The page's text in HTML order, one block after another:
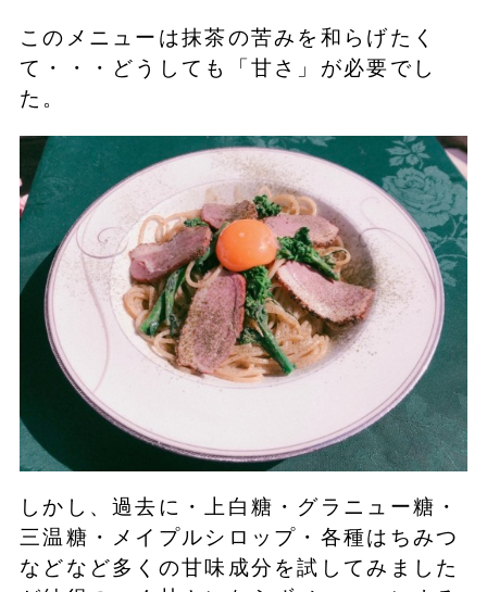
このメニューは抹茶の苦みを和らげたく
て・・・どうしても「甘さ」が必要でし
た。
しかし、過去に・上白糖・グラニュー糖・
三温糖・メイプルシロップ・各種はちみつ
などなど多くの甘味成分を試してみました